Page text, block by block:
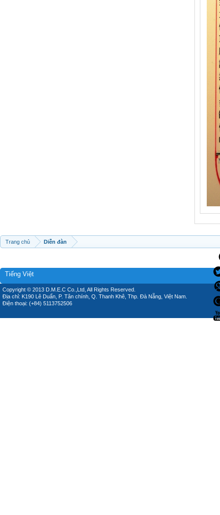
Trang chủ Diễn đàn
Tiếng Việt
Copyright © 2013 D.M.E.C Co.,Ltd, All Rights Reserved.
Địa chỉ: K190 Lê Duẩn, P. Tân chính, Q. Thanh Khê, Thp. Đà Nẵng, Việt Nam.
Điện thoại: (+84) 5113752506